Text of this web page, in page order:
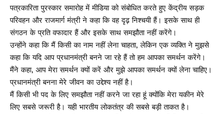
पत्रकारिता पुरस्कार समारोह में मीडिया को संबोधित करते हुए केंद्रीय सड़क
परिवहन और राजमार्ग मंत्री ने कहा कि वह दृढ़ निश्चयी हैं। इसके साथ ही
संगठन के प्रति वफादार हैं और इसके साथ समझौता नहीं करेंगे।
उन्होंने कहा कि मैं किसी का नाम नहीं लेना चाहता, लेकिन एक व्यक्ति ने मुझसे
कहा कि यदि आप प्रधानमंत्री बनने जा रहे हैं तो हम आपका समर्थन करेंगे।
मैंने कहा, आप मेरा समर्थन क्यों करें और मुझे आपका समर्थन क्यों लेना चाहिए।
प्रधानमंत्री बनना मेरे जीवन का उद्देश्य नहीं है।
मैं किसी भी पद के लिए समझौता नहीं करने जा रहा हूं क्योंकि मेरा यकीन मेरे
लिए सबसे जरूरी है। यही भारतीय लोकतंत्र की सबसे बड़ी ताकत है।